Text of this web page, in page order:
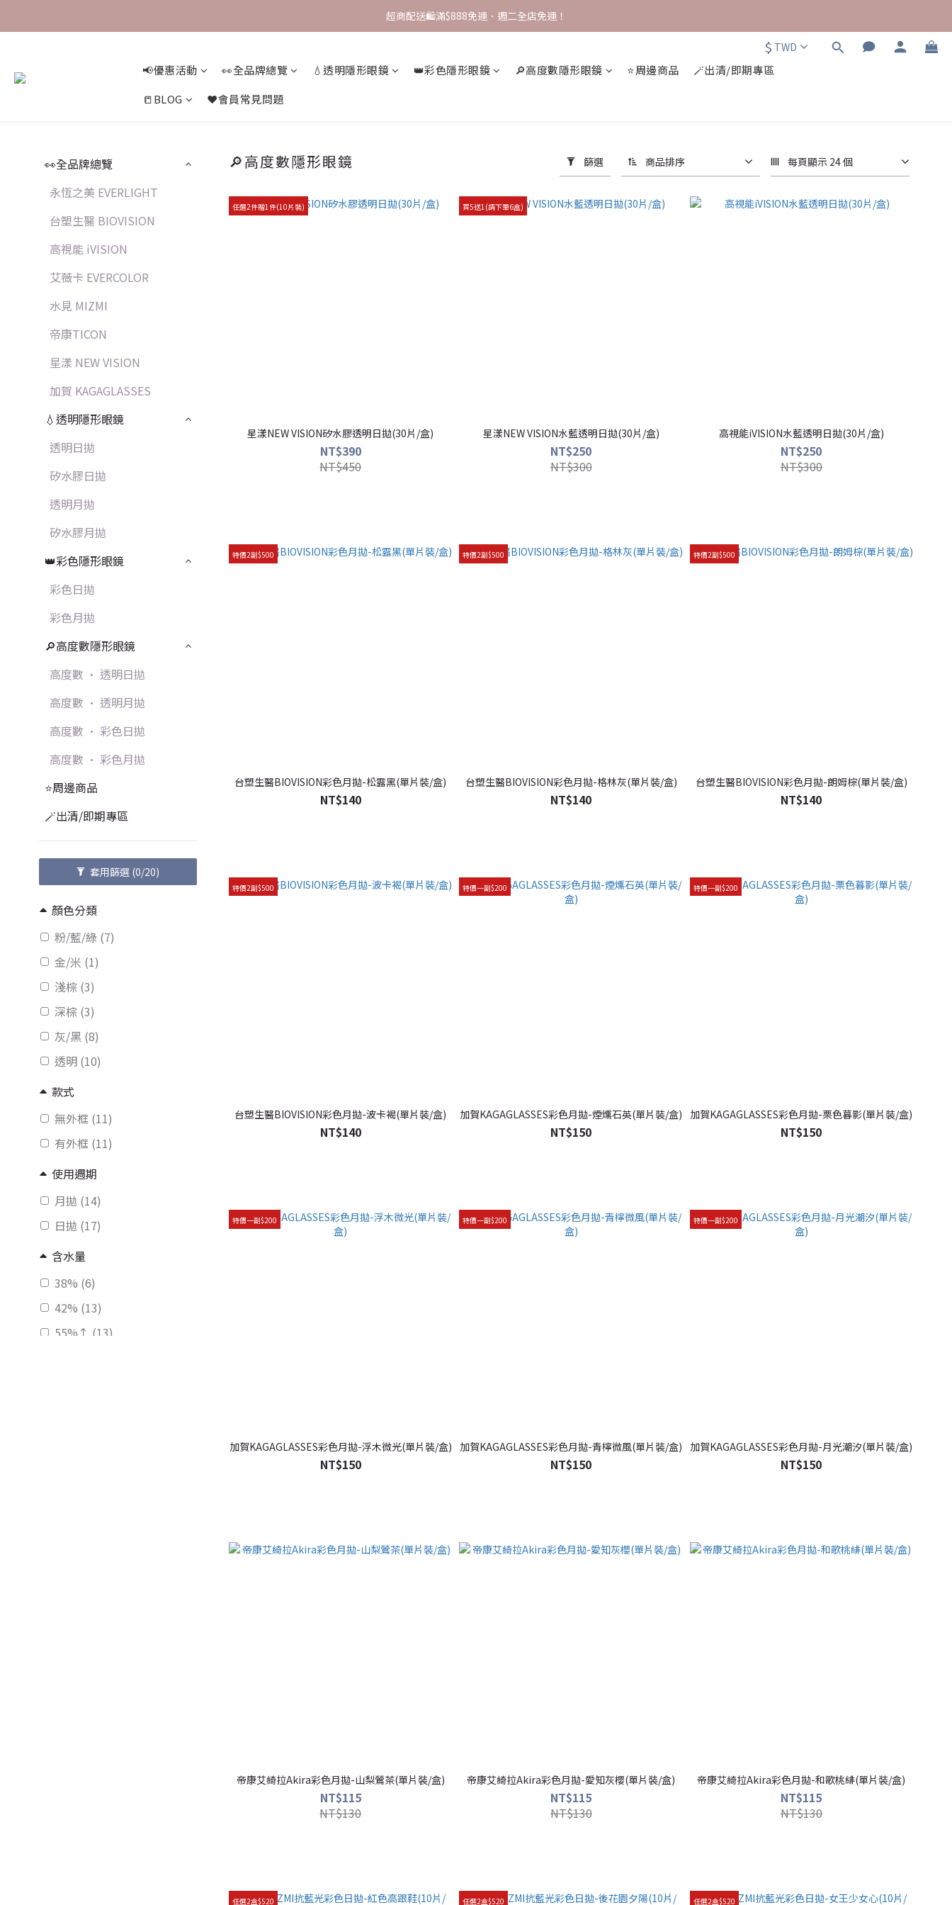
註冊領 $200 配送金💰，完成首購即可升級 VIP！
超商配送🛍️滿$888免運．週二全店免運！
註冊領 $200 配送金💰，完成首購即可升級 VIP！
$ TWD
📢優惠活動 👀全品牌總覽 💧透明隱形眼鏡 👑彩色隱形眼鏡 🔎高度數隱形眼鏡 ⭐周邊商品
🪄出清/即期專區
📒BLOG
❤️會員常見問題
👀全品牌總覽
永恆之美 EVERLIGHT
台塑生醫 BIOVISION
高視能 iVISION
艾薇卡 EVERCOLOR
水見 MIZMI
帝康TICON
星漾 NEW VISION
加賀 KAGAGLASSES
💧透明隱形眼鏡
透明日拋
矽水膠日拋
透明月拋
矽水膠月拋
👑彩色隱形眼鏡
彩色日拋
彩色月拋
🔎高度數隱形眼鏡
高度數 • 透明日拋
高度數 • 透明月拋
高度數 • 彩色日拋
高度數 • 彩色月拋
⭐周邊商品
🪄出清/即期專區
套用篩選 (0/20)
顏色分類
粉/藍/綠 (7)
金/米 (1)
淺棕 (3)
深棕 (3)
灰/黑 (8)
透明 (10)
款式
無外框 (11)
有外框 (11)
使用週期
月拋 (14)
日拋 (17)
含水量
38% (6)
42% (13)
55%↑ (13)
🔎高度數隱形眼鏡 篩選 商品排序 每頁顯示 24 個
任選2件贈1件(10片裝)
星漾NEW VISION矽水膠透明日拋(30片/盒)
NT$390
NT$450
買5送1(請下單6盒)
星漾NEW VISION水藍透明日拋(30片/盒)
NT$250
NT$300
高視能iVISION水藍透明日拋(30片/盒)
NT$250
NT$300
特價2副$500
台塑生醫BIOVISION彩色月拋-松露黑(單片裝/盒)
NT$140
特價2副$500
台塑生醫BIOVISION彩色月拋-格林灰(單片裝/盒)
NT$140
特價2副$500
台塑生醫BIOVISION彩色月拋-朗姆棕(單片裝/盒)
NT$140
特價2副$500
台塑生醫BIOVISION彩色月拋-波卡褐(單片裝/盒)
NT$140
特價一副$200
加賀KAGAGLASSES彩色月拋-煙燻石英(單片裝/盒)
NT$150
特價一副$200
加賀KAGAGLASSES彩色月拋-栗色暮影(單片裝/盒)
NT$150
特價一副$200
加賀KAGAGLASSES彩色月拋-浮木微光(單片裝/盒)
NT$150
特價一副$200
加賀KAGAGLASSES彩色月拋-青檸微風(單片裝/盒)
NT$150
特價一副$200
加賀KAGAGLASSES彩色月拋-月光潮汐(單片裝/盒)
NT$150
帝康艾綺拉Akira彩色月拋-山梨鶯茶(單片裝/盒)
NT$115
NT$130
帝康艾綺拉Akira彩色月拋-愛知灰櫻(單片裝/盒)
NT$115
NT$130
帝康艾綺拉Akira彩色月拋-和歌桃緋(單片裝/盒)
NT$115
NT$130
任選2盒$520 任選2盒$520 任選2盒$520